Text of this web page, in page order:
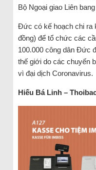
Bộ Ngoại giao Liên
Đức có kế hoạch chi ra
đồng) để tổ chức các
100.000 công dân Đức
thế giới do các chuyến
vì đại dịch Coronavirus.
Hiếu Bá Linh –